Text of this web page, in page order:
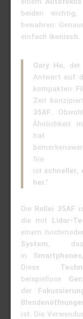
beiden
bewahren:
einfach ikonisch.
Gary Ho, der
Antwort auf
kompakten
Zeit
35AF.
Ähnlichkeit
hat
Sie
ist schneller,
her.“
Die Rollei 35AF
die mit Lidar-
einem
System,
in Smartphones
Diese
beispiellose
der
ist. Die